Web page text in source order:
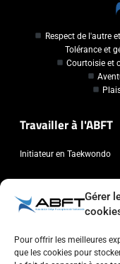
Gérer
Pour offrir les meilleures
que les cookies pour
Respect de l'autre
Tolérance et
Courtoisie et
Travailler à l'ABFT
Initiateur en Taekwondo
Association Belge
Chaussée de Wavre,
info@abft.be